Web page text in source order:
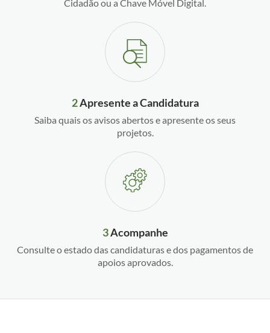
Cidadão ou a Chave Móvel Digital.
2Apresente a Candidatura
Saiba quais os avisos abertos e apresente os seus
projetos.
3Acompanhe
Consulte o estado das candidaturas e dos pagamentos de
apoios aprovados.